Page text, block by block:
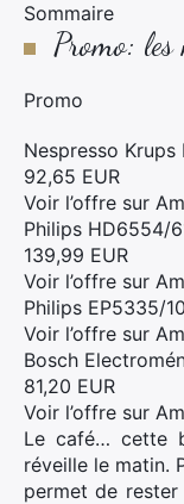
Sommaire
Promo:
Promo
Nespresso
92,65 EUR
Voir l’offre sur
Philips HD6554/
139,99 EUR
Voir l’offre sur
Philips EP5335/
Voir l’offre sur
Bosch
81,20 EUR
Voir l’offre sur
Le café… cette
réveille le matin.
permet de